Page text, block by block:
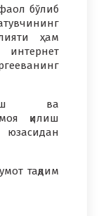
бўлиб
ҳам
ва
қилиш
тақдим